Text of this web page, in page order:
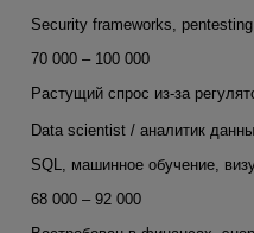
Security frameworks,
70 000 – 100 000
Растущий спрос из-за
Data scientist / аналитик
SQL, машинное обучение,
68 000 – 92 000